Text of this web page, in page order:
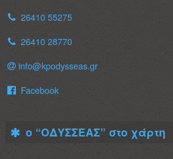
26410 55275
26410 28770
info@kpodysseas.gr
Facebook
ο “ΟΔΥΣΣΕΑΣ” στο χάρτη